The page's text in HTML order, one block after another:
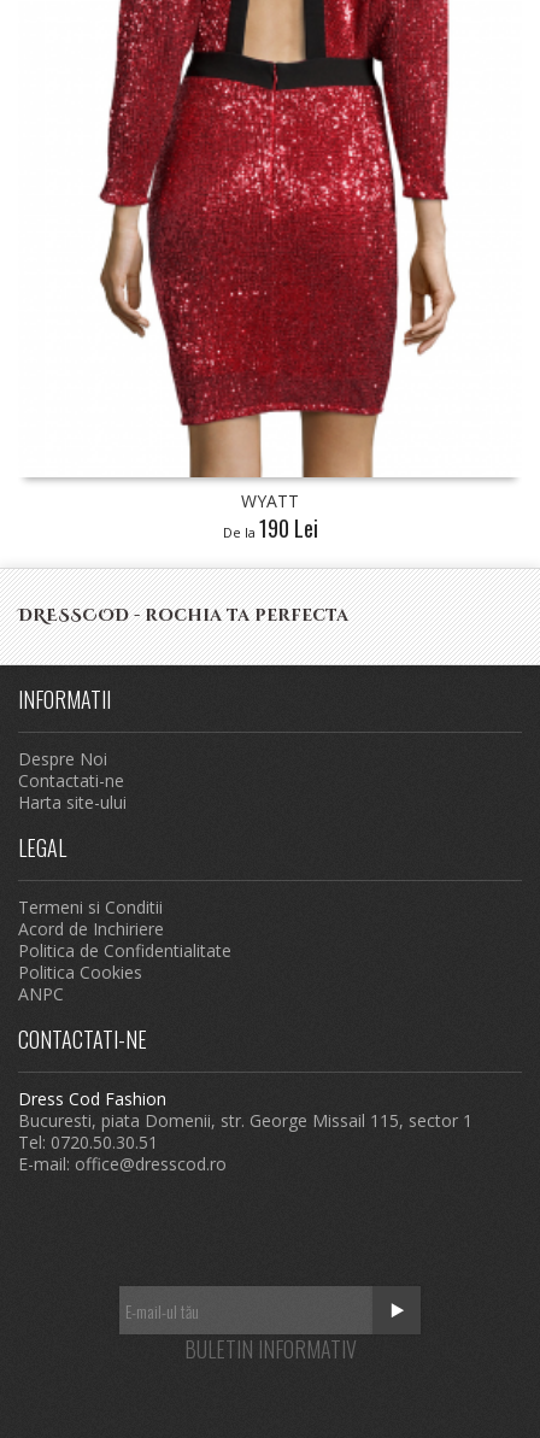
WYATT
De la 190 Lei
DRESSCOD - rochia ta perfecta
INFORMATII
Despre Noi
Contactati-ne
Harta site-ului
LEGAL
Termeni si Conditii
Acord de Inchiriere
Politica de Confidentialitate
Politica Cookies
ANPC
CONTACTATI-NE
Dress Cod Fashion
Bucuresti, piata Domenii, str. George Missail 115, sector 1
Tel: 0720.50.30.51
E-mail: office@dresscod.ro
BULETIN INFORMATIV